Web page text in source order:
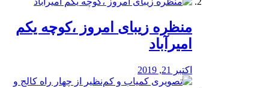
منظره‌‌ زیبای امروز ،کوچه یکم
امیرآباد
اکتبر 21, 2019